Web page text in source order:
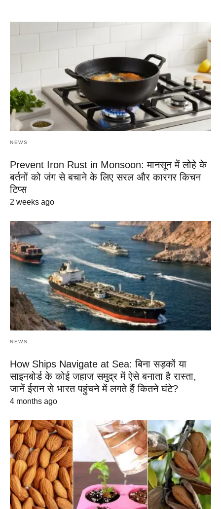
NEWS
Prevent Iron Rust in Monsoon: मानसून में लोहे के
बर्तनों को जंग से बचाने के लिए सरल और कारगर किचन
टिप्स
2 weeks ago
NEWS
How Ships Navigate at Sea: बिना सड़कों या
साइनबोर्ड के कोई जहाज समुद्र में ऐसे बनाता है रास्ता,
जानें ईरान से भारत पहुंचने में लगते हैं कितने घंटे?
4 months ago